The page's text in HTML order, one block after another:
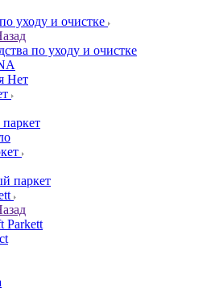
уходу и очистке
по уходу и очистке
Нет
паркет
Parkett